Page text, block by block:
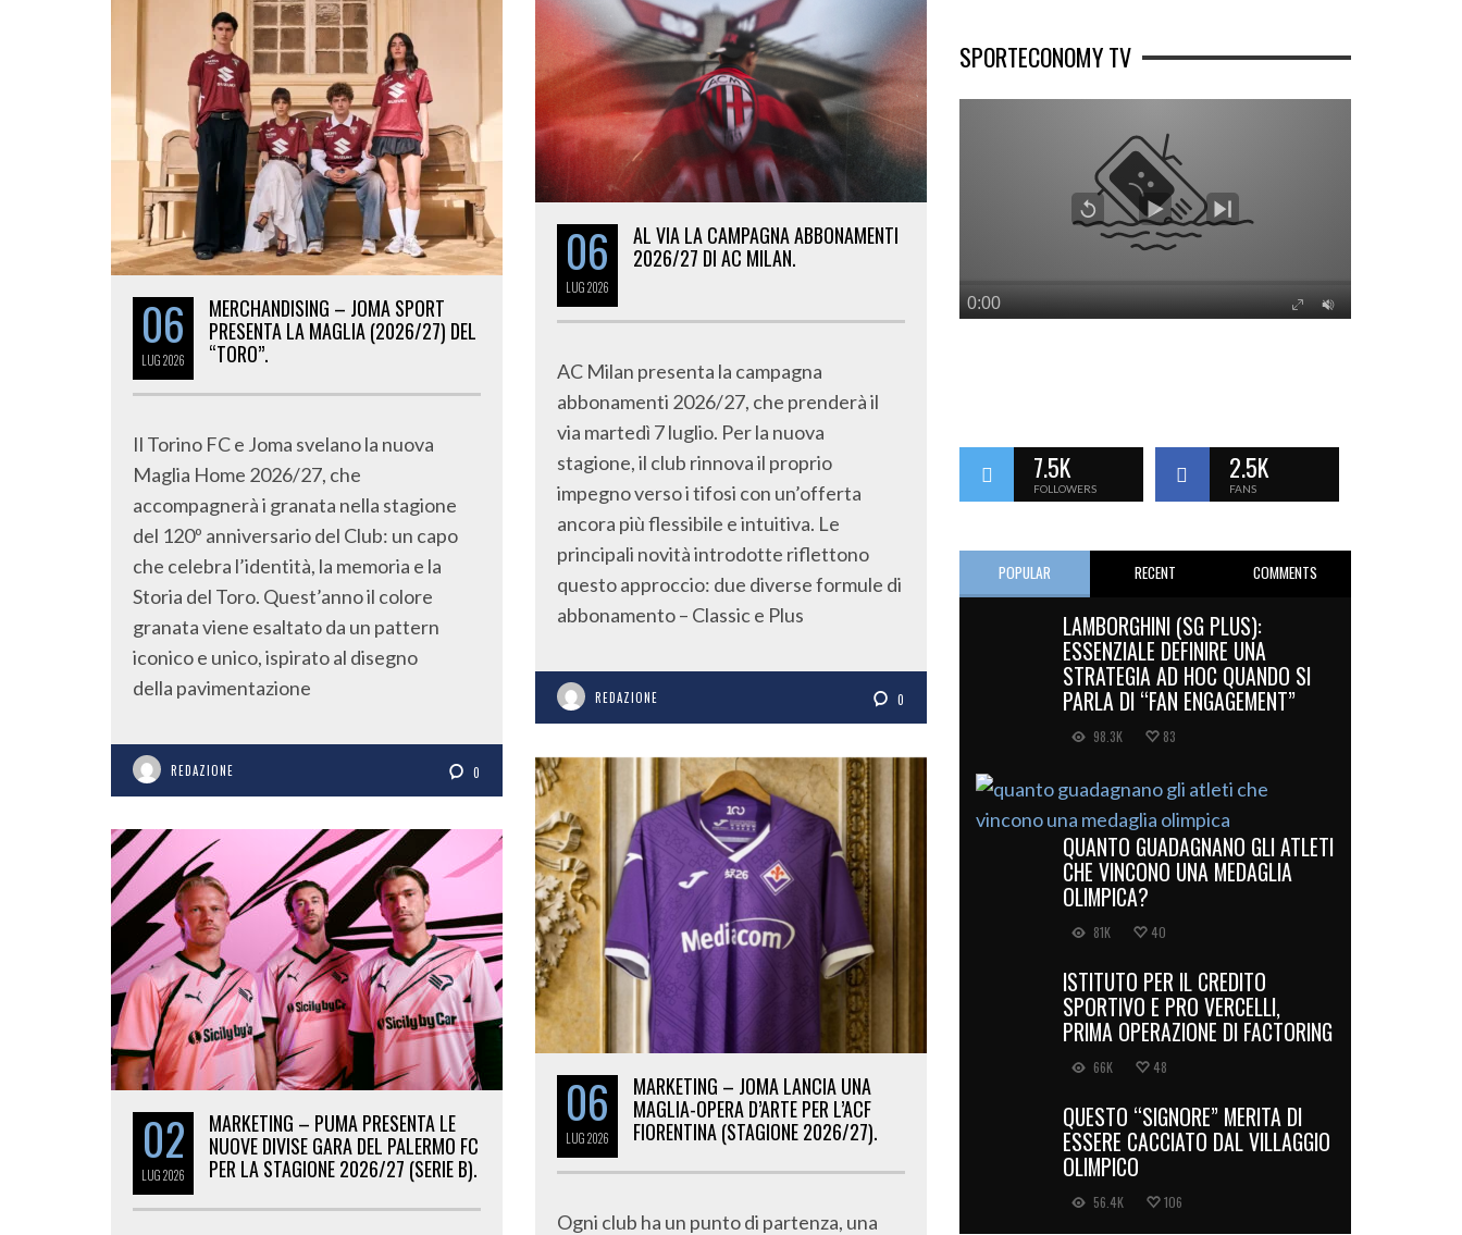
06
LUG2026
MERCHANDISING – JOMA SPORT
PRESENTA LA MAGLIA (2026/27) DEL
“TORO”.
Il Torino FC e Joma svelano la nuova
Maglia Home 2026/27, che
accompagnerà i granata nella stagione
del 120º anniversario del Club: un capo
che celebra l’identità, la memoria e la
Storia del Toro. Quest’anno il colore
granata viene esaltato da un pattern
iconico e unico, ispirato al disegno
della pavimentazione
REDAZIONE 0
06
LUG2026
AL VIA LA CAMPAGNA ABBONAMENTI
2026/27 DI AC MILAN.
AC Milan presenta la campagna
abbonamenti 2026/27, che prenderà il
via martedì 7 luglio. Per la nuova
stagione, il club rinnova il proprio
impegno verso i tifosi con un’offerta
ancora più flessibile e intuitiva. Le
principali novità introdotte riflettono
questo approccio: due diverse formule di
abbonamento – Classic e Plus
REDAZIONE 0
06
LUG2026
MARKETING – JOMA LANCIA UNA
MAGLIA-OPERA D’ARTE PER L’ACF
FIORENTINA (STAGIONE 2026/27).
Ogni club ha un punto di partenza, una
02
LUG2026
MARKETING – PUMA PRESENTA LE
NUOVE DIVISE GARA DEL PALERMO FC
PER LA STAGIONE 2026/27 (SERIE B).
SPORTECONOMY TV
7.5K
FOLLOWERS
2.5K
FANS
POPULAR RECENT COMMENTS
LAMBORGHINI (SG PLUS):
ESSENZIALE DEFINIRE UNA
STRATEGIA AD HOC QUANDO SI
PARLA DI “FAN ENGAGEMENT”
98.3K 83
QUANTO GUADAGNANO GLI ATLETI
CHE VINCONO UNA MEDAGLIA
OLIMPICA?
81K 40
ISTITUTO PER IL CREDITO
SPORTIVO E PRO VERCELLI,
PRIMA OPERAZIONE DI FACTORING
66K 48
QUESTO “SIGNORE” MERITA DI
ESSERE CACCIATO DAL VILLAGGIO
OLIMPICO
56.4K 106